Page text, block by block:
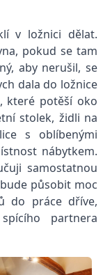
v ložnici dělat.
pokud se tam
aby nerušil, se
dala do ložnice
které potěší oko
stolek, židli na
s oblíbenými
nábytkem.
samostatnou
působit moc
do práce dříve,
partnera